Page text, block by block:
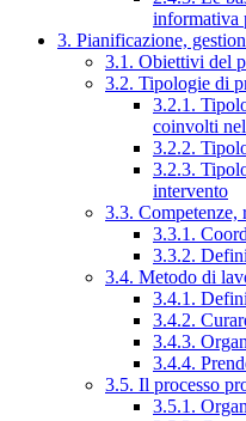
informativa
3. Pianificazione,
3.1. Obiettivi del
3.2. Tipologie di
3.2.1.
coinvolti
3.2.2.
3.2.3.
intervento
3.3.
3.3.1.
3.3.2.
3.4. Metodo di
3.4.1.
3.4.2.
3.4.3.
3.4.4.
3.5. Il processo
3.5.1.